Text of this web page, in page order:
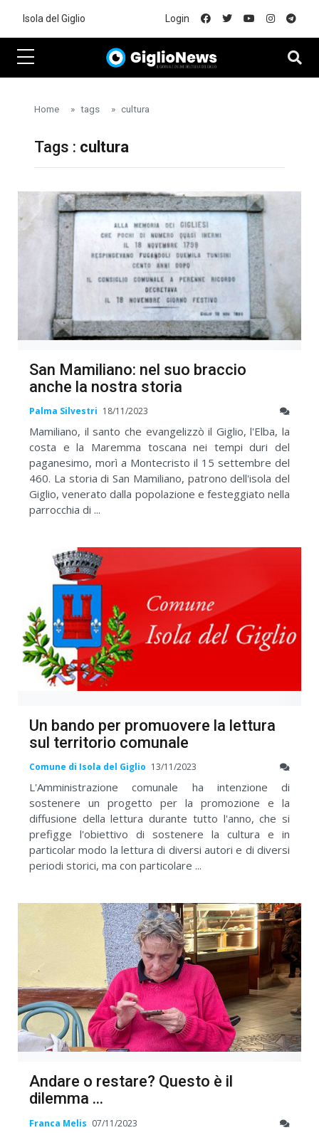
Isola del Giglio Login
Home tags cultura
Tags : cultura
San Mamiliano: nel suo braccio
anche la nostra storia
Palma Silvestri 18/11/2023
Mamiliano, il santo che evangelizzò il Giglio, l'Elba, la
costa e la Maremma toscana nei tempi duri del
paganesimo, morì a Montecristo il 15 settembre del
460. La storia di San Mamiliano, patrono dell'isola del
Giglio, venerato dalla popolazione e festeggiato nella
parrocchia di ...
Un bando per promuovere la lettura
sul territorio comunale
Comune di Isola del Giglio 13/11/2023
L'Amministrazione comunale ha intenzione di
sostenere un progetto per la promozione e la
diffusione della lettura durante tutto l'anno, che si
prefigge l'obiettivo di sostenere la cultura e in
particolar modo la lettura di diversi autori e di diversi
periodi storici, ma con particolare ...
Andare o restare? Questo è il
dilemma ...
Franca Melis 07/11/2023